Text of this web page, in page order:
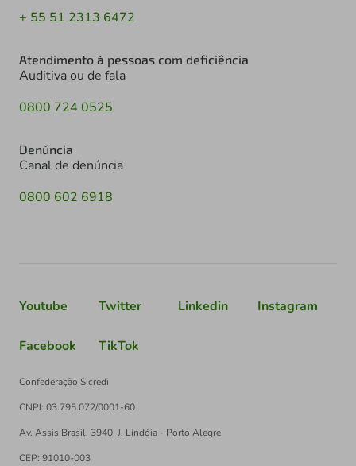
+ 55 51 2313 6472
Atendimento à pessoas com deficiência
Auditiva ou de fala
0800 724 0525
Denúncia
Canal de denúncia
0800 602 6918
Youtube Twitter Linkedin Instagram
Facebook TikTok
Confederação Sicredi
CNPJ: 03.795.072/0001-60
Av. Assis Brasil, 3940, J. Lindóia - Porto Alegre
CEP: 91010-003